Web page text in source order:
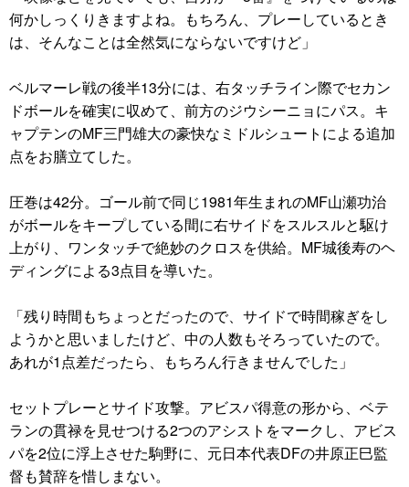
何かしっくりきますよね。もちろん、プレーしているとき
は、そんなことは全然気にならないですけど」
ベルマーレ戦の後半13分には、右タッチライン際でセカン
ドボールを確実に収めて、前方のジウシーニョにパス。キ
ャプテンのMF三門雄大の豪快なミドルシュートによる追加
点をお膳立てした。
圧巻は42分。ゴール前で同じ1981年生まれのMF山瀬功治
がボールをキープしている間に右サイドをスルスルと駆け
上がり、ワンタッチで絶妙のクロスを供給。MF城後寿のヘ
ディングによる3点目を導いた。
「残り時間もちょっとだったので、サイドで時間稼ぎをし
ようかと思いましたけど、中の人数もそろっていたので。
あれが1点差だったら、もちろん行きませんでした」
セットプレーとサイド攻撃。アビスパ得意の形から、ベテ
ランの貫禄を見せつける2つのアシストをマークし、アビス
パを2位に浮上させた駒野に、元日本代表DFの井原正巳監
督も賛辞を惜しまない。